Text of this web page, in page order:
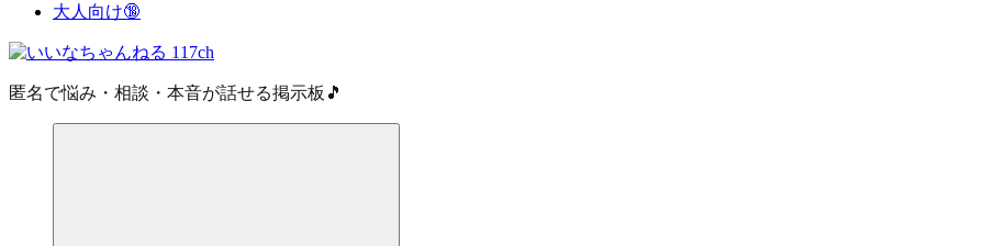
大人向け🔞
匿名で悩み・相談・本音が話せる掲示板🎵